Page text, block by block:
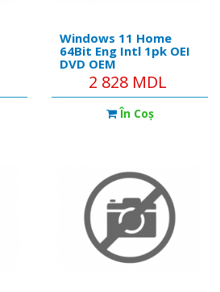
Windows 11 Home
64Bit Eng Intl 1pk OEI
DVD OEM
2 828 MDL
În Coş